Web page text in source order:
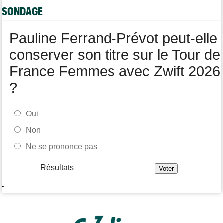
Tour de Pologne
SONDAGE
Pauline Ferrand-Prévot peut-elle
conserver son titre sur le Tour de
France Femmes avec Zwift 2026
?
Oui
Non
Ne se prononce pas
Résultats
-